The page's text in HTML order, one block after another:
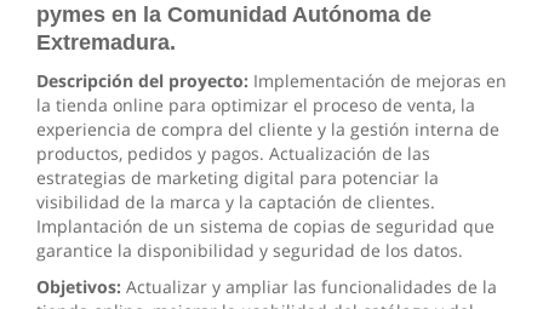
pymes en la Comunidad Autónoma de
Extremadura.
Descripción del proyecto: Implementación de mejoras en
la tienda online para optimizar el proceso de venta, la
experiencia de compra del cliente y la gestión interna de
productos, pedidos y pagos. Actualización de las
estrategias de marketing digital para potenciar la
visibilidad de la marca y la captación de clientes.
Implantación de un sistema de copias de seguridad que
garantice la disponibilidad y seguridad de los datos.
Objetivos: Actualizar y ampliar las funcionalidades de la